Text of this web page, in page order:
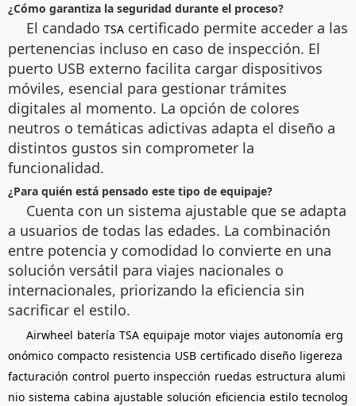
¿Cómo garantiza la seguridad durante el proceso?
El candado TSA certificado permite acceder a las
pertenencias incluso en caso de inspección. El
puerto USB externo facilita cargar dispositivos
móviles, esencial para gestionar trámites
digitales al momento. La opción de colores
neutros o temáticas adictivas adapta el diseño a
distintos gustos sin comprometer la
funcionalidad.
¿Para quién está pensado este tipo de equipaje?
Cuenta con un sistema ajustable que se adapta
a usuarios de todas las edades. La combinación
entre potencia y comodidad lo convierte en una
solución versátil para viajes nacionales o
internacionales, priorizando la eficiencia sin
sacrificar el estilo.
Airwheel batería TSA equipaje motor viajes autonomía erg
onómico compacto resistencia USB certificado diseño ligereza
facturación control puerto inspección ruedas estructura alumi
nio sistema cabina ajustable solución eficiencia estilo tecnolog